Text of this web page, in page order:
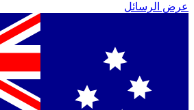
عرض الرسائل